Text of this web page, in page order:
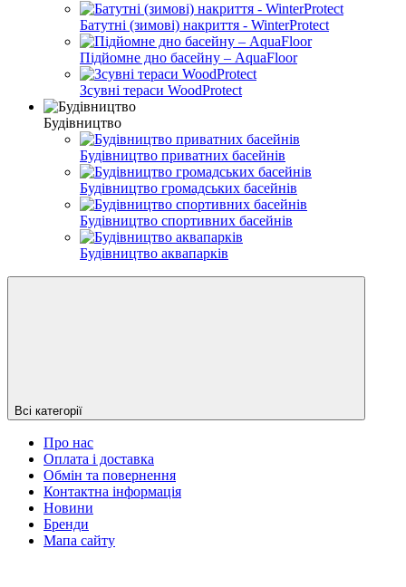
Батутні (зимові) накриття - WinterProtect
Підйомне дно басейну – AquaFloor
Зсувні тераси WoodProtect
Будівництво
Будівництво приватних басейнів
Будівництво громадських басейнів
Будівництво спортивних басейнів
Будівництво аквапарків
Всі категорії
Про нас
Оплата і доставка
Обмін та повернення
Контактна інформація
Новини
Бренди
Мапа сайту